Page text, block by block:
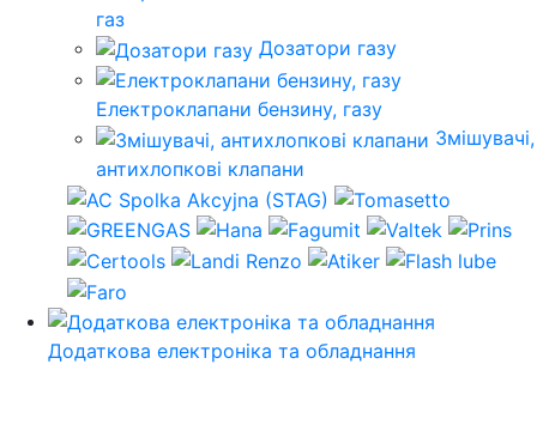
газ
Дозатори газу
Електроклапани бензину, газу
Змішувачі,
антихлопкові клапани
Додаткова електроніка та обладнання